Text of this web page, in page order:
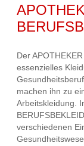
Der
essenzielles
machen ihn zu
Arbeitskleidung.
verschiedenen